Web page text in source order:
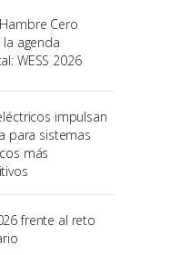
Cero
agenda
WESS 2026
impulsan
para sistemas
más
frente al reto